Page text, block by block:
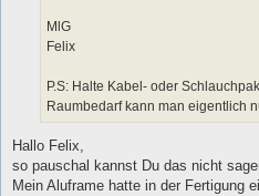
MlG
Felix
P.S: Halte Kabel- oder
Raumbedarf kann man eigentlich
Hallo Felix,
so pauschal kannst Du das nicht
Mein Aluframe hatte in der Fertigung